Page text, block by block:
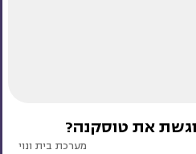
את טוסקנה?
מערכת בית ונוי